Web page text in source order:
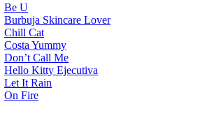
Be U
Burbuja Skincare Lover
Chill Cat
Costa Yummy
Don’t Call Me
Hello Kitty Ejecutiva
Let It Rain
On Fire